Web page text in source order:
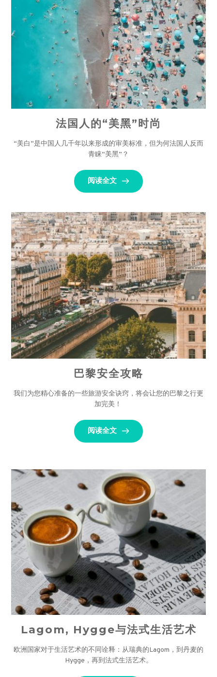
﻿法国人的“美黑”时尚
“美白”是中国人几千年以来形成的审美标准，但为何法国人反而
青睐“美黑”？
阅读全文
巴黎安全攻略
我们为您精心准备的一些旅游安全诀窍，将会让您的巴黎之行更
加完美！
阅读全文
Lagom, Hygge与法式生活艺术
欧洲国家对于生活艺术的不同诠释：从瑞典的Lagom，到丹麦的
Hygge，再到法式生活艺术。